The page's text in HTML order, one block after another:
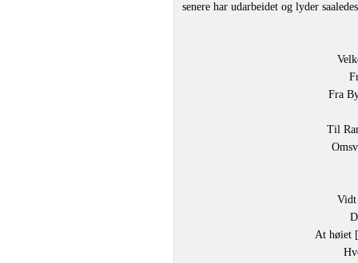
senere har udarbeidet og lyder
Fra
Til
At høiet